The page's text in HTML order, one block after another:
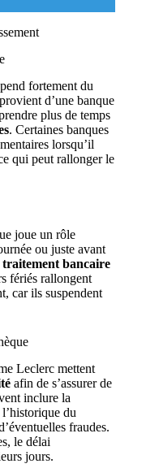
fortement du
d’une banque
plus de temps
. Certaines banques
lorsqu’il
qui peut rallonger le
joue un rôle
ou juste avant
traitement bancaire
fériés rallongent
car ils suspendent
Leclerc mettent
afin de s’assurer de
inclure la
du
fraudes.
le délai
jours.